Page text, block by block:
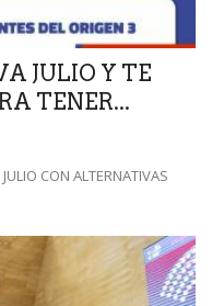
JULIO Y TE
TENER...
CON ALTERNATIVAS